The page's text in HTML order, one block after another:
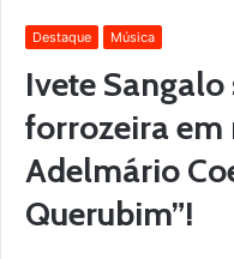
Destaque Música
Ivete
forrozeira em
Adelmário
Querubim”!